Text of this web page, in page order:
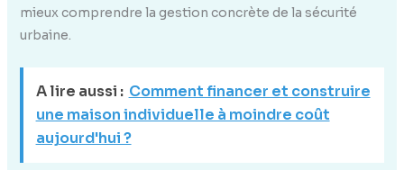
mieux comprendre la gestion concrète de la sécurité
urbaine.
A lire aussi : Comment financer et construire
une maison individuelle à moindre coût
aujourd'hui ?